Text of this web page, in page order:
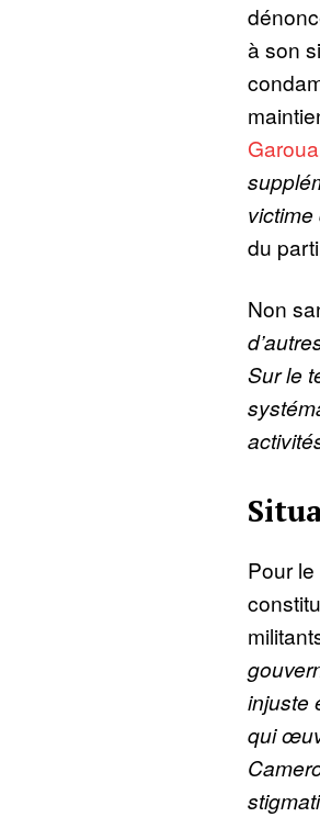
à son
Garoua
du
Non
Sur le
Pour
injuste
qui